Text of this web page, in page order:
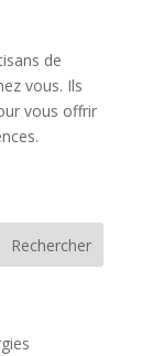
de
vous. Ils
vous offrir